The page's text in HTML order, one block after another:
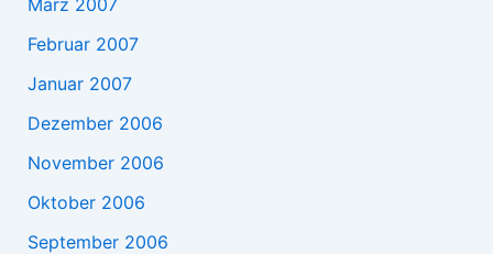
Februar 2007
Januar 2007
Dezember 2006
November 2006
Oktober 2006
September 2006